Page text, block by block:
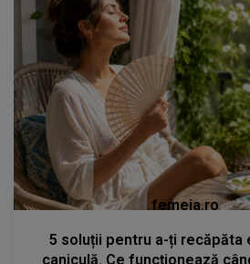
femeia.ro
5 soluții pentru a-ți recăpăta
caniculă. Ce funcționează